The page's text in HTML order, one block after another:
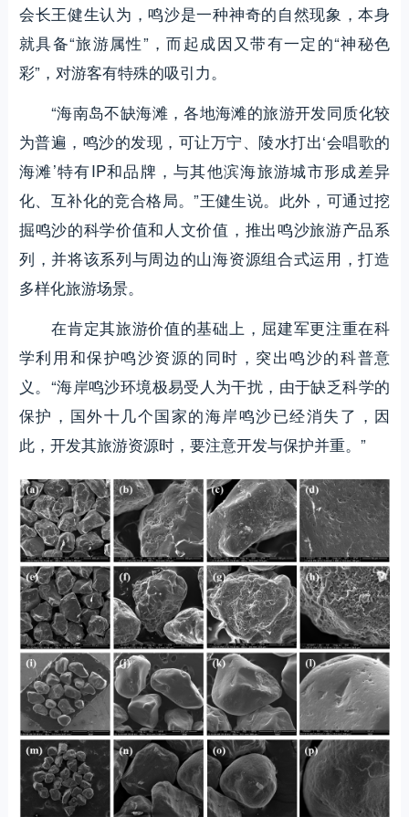
会长王健生认为，鸣沙是一种神奇的自然现象，本身
就具备“旅游属性”，而起成因又带有一定的“神秘色
彩”，对游客有特殊的吸引力。
“海南岛不缺海滩，各地海滩的旅游开发同质化较
为普遍，鸣沙的发现，可让万宁、陵水打出‘会唱歌的
海滩’特有IP和品牌，与其他滨海旅游城市形成差异
化、互补化的竞合格局。”王健生说。此外，可通过挖
掘鸣沙的科学价值和人文价值，推出鸣沙旅游产品系
列，并将该系列与周边的山海资源组合式运用，打造
多样化旅游场景。
在肯定其旅游价值的基础上，屈建军更注重在科
学利用和保护鸣沙资源的同时，突出鸣沙的科普意
义。“海岸鸣沙环境极易受人为干扰，由于缺乏科学的
保护，国外十几个国家的海岸鸣沙已经消失了，因
此，开发其旅游资源时，要注意开发与保护并重。”